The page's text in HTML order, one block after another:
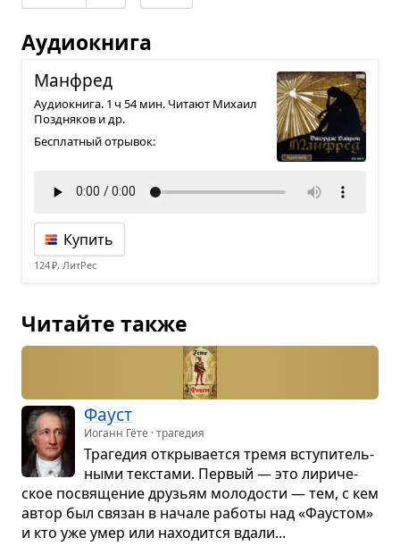
Аудиокнига
Ман­фред
Аудиокнига. 1 ч 54 мин. Читают Михаил
Поздняков и др.
Бесплатный отрывок:
Купить
124 ₽, ЛитРес
Читайте также
Фауст
Иоганн Гёте · трагедия
Тра­ге­дия откры­ва­ется тремя всту­пи­тель­
ными тек­стами. Пер­вый — это лири­че­
ское посвя­ще­ние дру­зьям моло­до­сти — тем, с кем
автор был свя­зан в начале работы над «Фау­стом»
и кто уже умер или нахо­дится вдали...